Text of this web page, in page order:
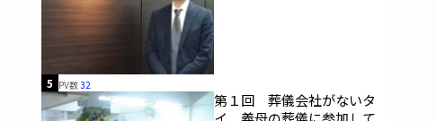
5 PV数32
第１回 葬儀会社がないタ